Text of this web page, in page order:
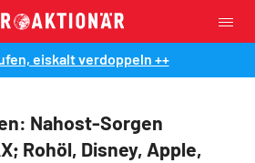
eiskalt verdoppeln ++
Nahost-Sorgen
Rohöl, Disney, Apple,